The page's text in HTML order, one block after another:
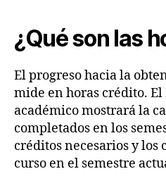
¿Qué son las
El progreso hacia la
mide en horas crédito.
académico mostrará la
completados en los
créditos necesarios y los
curso en el semestre